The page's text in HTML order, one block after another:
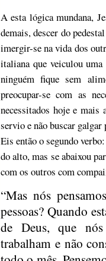
A esta lógica mundana,
demais, descer do
imergir-se na vida dos
italiana que veiculou
ninguém fique sem
preocupar-se com as
necessitados hoje e mais
servio e não buscar
Eis então o segundo
do alto, mas se abaixou
com os outros com
“Mas nós
pessoas? Quando
de Deus, que
trabalham e não